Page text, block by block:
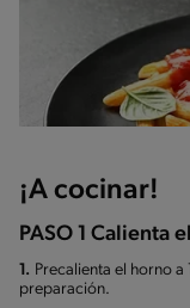
¡A cocinar!
PASO 1 Calienta
1. Precalienta el horno
preparación.